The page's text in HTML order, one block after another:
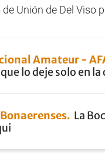
Unión de Del Viso
Amateur -
lo deje solo en la
La